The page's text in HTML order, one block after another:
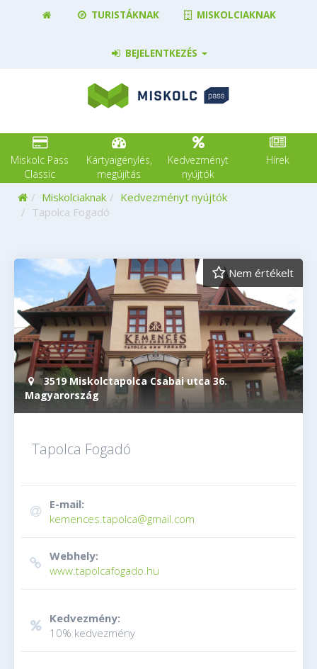
TURISTÁKNAK MISKOLCIAKNAK
BEJELENTKEZÉS
Miskolc Pass
Classic
Kártyaigénylés,
megújítás
Kedvezményt
nyújtók
Hírek
Kezdőoldal
Miskolciaknak
Kedvezményt nyújtók
Tapolca Fogadó
3519 Miskolctapolca Csabai utca 36.
Magyarország
Nem értékelt
Tapolca Fogadó
E-mail:
kemences.tapolca@gmail.com
Webhely:
www.tapolcafogado.hu
Kedvezmény:
10% kedvezmény